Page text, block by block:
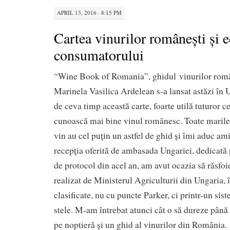
APRIL 13, 2016 · 8:15 PM
Cartea vinurilor românești și
consumatorului
“Wine Book of Romania”, ghidul vinurilor
Marinela Vasilica Ardelean s-a lansat astăzi în
de ceva timp această carte, foarte utilă tuturor
cunoască mai bine vinul românesc. Toate
vin au cel puțin un astfel de ghid și îmi aduc
recepția oferită de ambasada Ungariei,
de protocol din acel an, am avut ocazia să
realizat de Ministerul Agriculturii din Ungaria,
clasificate, nu cu puncte Parker, ci printr-un
stele. M-am întrebat atunci cât o să dureze
pe noptieră și un ghid al vinurilor din România.